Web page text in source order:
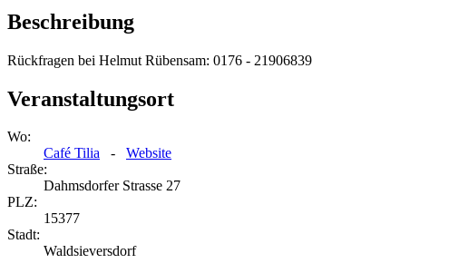
Beschreibung
Rückfragen bei Helmut Rübensam: 0176 - 21906839
Veranstaltungsort
Wo:
Café Tilia - Website
Straße:
Dahmsdorfer Strasse 27
PLZ:
15377
Stadt:
Waldsieversdorf